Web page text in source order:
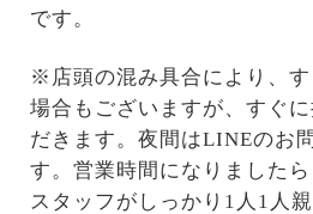
です。
※店頭の混み具合により、
場合もございますが、すぐ
だきます。夜間はLINEのお
す。営業時間になりました
スタッフがしっかり1人1人